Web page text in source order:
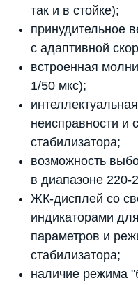
так и в стойке);
принудительное
с адаптивной
встроенная
1/50 мкс);
неисправности и
стабилизатора;
возможность
в диапазоне
ЖК-дисплей со
индикаторами
параметров и
стабилизатора;
наличие режима